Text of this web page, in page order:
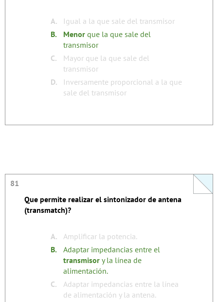
A.
Igual a la que sale del transmisor
B.
Menorque la que sale del
transmisor
C.
Mayor que la que sale del
transmisor
D.
Inversamente proporcional a la que
sale del transmisor
81
Que permite realizar el sintonizador de antena
(transmatch)?
A.
Amplificar la potencia.
B.
Adaptar impedancias entre el
transmisory la línea de
alimentación.
C.
Adaptar impedancias entre la línea
de alimentación y la antena.
81
La respuesta se autoexplica.